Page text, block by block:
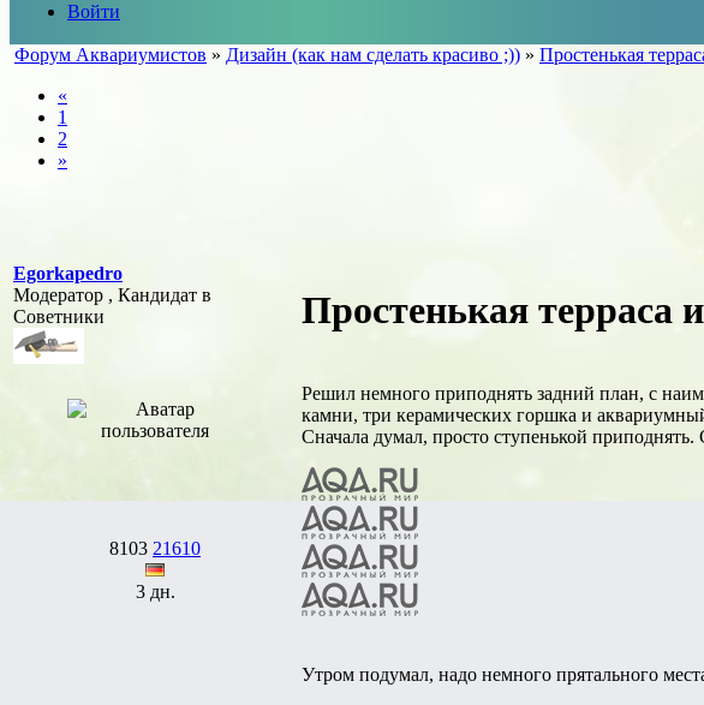
Войти
Форум Аквариумистов » Дизайн (как нам сделать красиво ;)) » Простенькая
«
1
2
»
Egorkapedro
Модератор , Кандидат в
Советники
8103 21610
3 дн.
Простенькая терраса
Решил немного приподнять задний план, с
камни, три керамических горшка и
Сначала думал, просто ступенькой
Утром подумал, надо немного прятального